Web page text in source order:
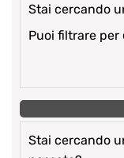
Stai cercando
Puoi filtrare per
Stai cercando